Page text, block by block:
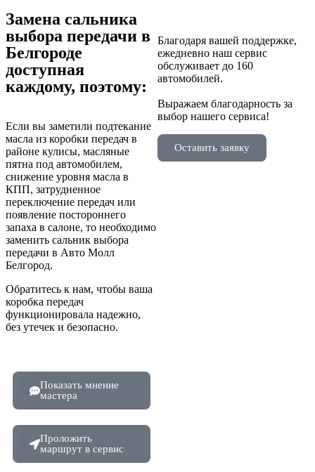
Замена сальника
выбора передачи в
Белгороде
доступная
каждому, поэтому:
Если вы заметили подтекание
масла из коробки передач в
районе кулисы, масляные
пятна под автомобилем,
снижение уровня масла в
КПП, затрудненное
переключение передач или
появление постороннего
запаха в салоне, то необходимо
заменить сальник выбора
передачи в Авто Молл
Белгород.
Обратитесь к нам, чтобы ваша
коробка передач
функционировала надежно,
без утечек и безопасно.
Показать мнение
мастера
Проложить
маршрут в сервис
Благодаря вашей поддержке,
ежедневно наш сервис
обслуживает до 160
автомобилей.
Выражаем благодарность за
выбор нашего сервиса!
Оставить заявку